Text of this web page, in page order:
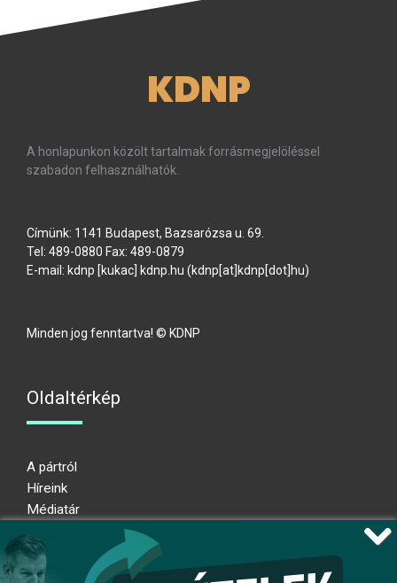
KDNP
A honlapunkon közölt tartalmak forrásmegjelöléssel
szabadon felhasználhatók.
Címünk: 1141 Budapest, Bazsarózsa u. 69.
Tel: 489-0880 Fax: 489-0879
E-mail: kdnp [kukac] kdnp hu (kdnp[at]kdnp[dot]hu)
Minden jog fenntartva! © KDNP
Oldaltérkép
A pártról
Híreink
Médiatár
Adatkezelési nyilatkozat
Átláthatósági nyilatkozat